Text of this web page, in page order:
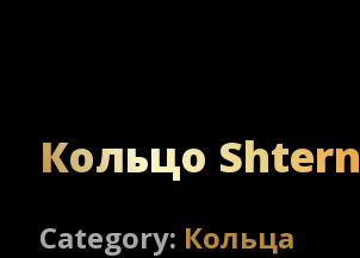
Кольцо Shtern
Category: Кольца